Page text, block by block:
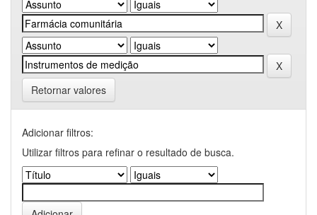
Retornar valores
Adicionar filtros:
Utilizar filtros para refinar o resultado de busca.